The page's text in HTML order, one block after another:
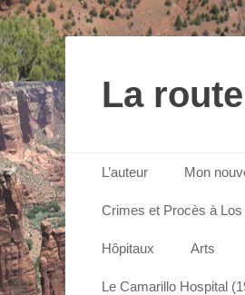
La
Menu principal
contenu
L’auteur Mon
Crimes et Procès à
Hôpitaux Arts
Le Camarillo Hospital